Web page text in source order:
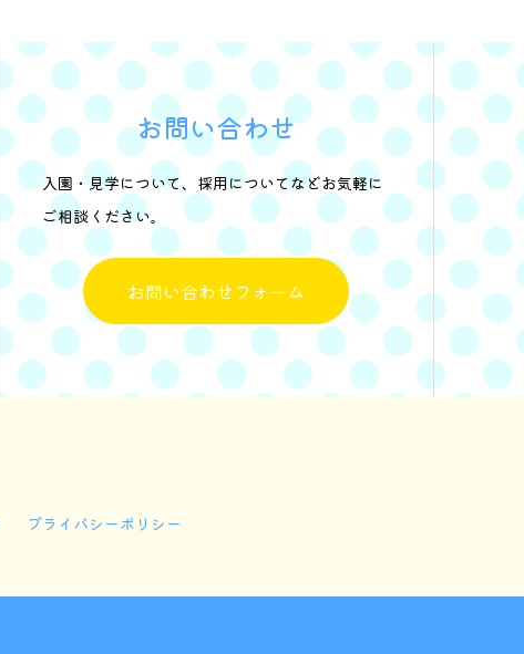
お問い合わせ
入園・見学について、採用についてなどお気軽に
ご相談ください。
お問い合わせフォーム
プライバシーポリシー